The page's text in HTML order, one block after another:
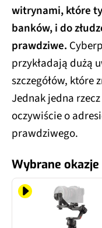
witrynami, które
banków, i do
prawdziwe.
przykładają dużą
szczegółów, które
Jednak jedna
oczywiście o
prawdziwego.
Wybrane okazje